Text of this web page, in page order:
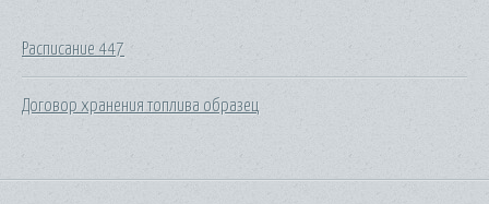
Расписание 447
Договор хранения топлива образец